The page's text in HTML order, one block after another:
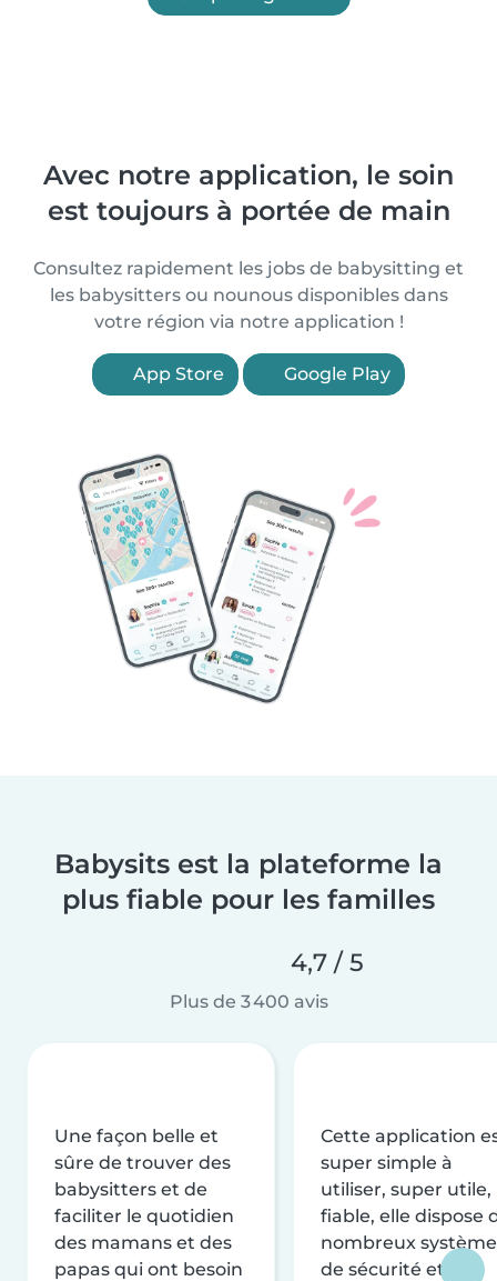
Avec notre application, le soin
est toujours à portée de main
Consultez rapidement les jobs de babysitting et
les babysitters ou nounous disponibles dans
votre région via notre application !
App Store Google Play
Babysits est la plateforme la
plus fiable pour les familles
4,7 / 5
Plus de 3 400 avis
Une façon belle et
sûre de trouver des
babysitters et de
faciliter le quotidien
des mamans et des
papas qui ont besoin
Cette application
super simple à
utiliser, super utile,
fiable, elle dispose
nombreux
de sécurité et de